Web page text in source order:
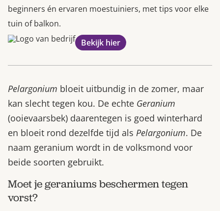
beginners én ervaren moestuiniers, met tips voor elke
tuin of balkon.
Bekijk hier
Pelargonium bloeit uitbundig in de zomer, maar
kan slecht tegen kou. De echte Geranium
(ooievaarsbek) daarentegen is goed winterhard
en bloeit rond dezelfde tijd als Pelargonium. De
naam geranium wordt in de volksmond voor
beide soorten gebruikt.
Moet je geraniums beschermen tegen
vorst?